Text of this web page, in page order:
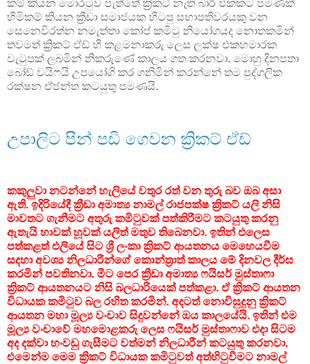
කම් කියන මොරටුව පැත්තේ ක්‍රිකට් නැති බාර් එකකට පමණක්
හිමිකම් කියන ක්‍රීඩා සමාජයක හිටපු සභාපතිවරයකු වන
සෙනෙවිරත්න නමැත්තා කෝප් කමිටු නියෝගයද නොතකමින්
තවමත් ක්‍රිකට් ඒඩ් හි කළමනාකරු ලෙස ලක්ෂ එකහමාරක
වැටුපක් ලබමින් නිකරුණේ කාලය ගත කරනවා. මොහු දිනපතා
බෝඩ් වයිෆයි උපයෝගි කර ගනිමින් කරන්නේ තම පුද්ගලික
රක්ෂන ඒජන්ත කටයුතු පමණයි.
උපාලිට පින් පඩි ගෙවන ක්‍රිකට් ඒඩ්
කකුලුවා නටන්නේ හැලියේ වතුර රත් වන තුරු බව ඔබ අසා
ඇති. ඉදිරියේදී ක්‍රීඩා අමාත්‍ය නාමල් රාජපක්ෂ ක්‍රිකට් යලි නිසි
මාවතට ගැනීමට අතුරු කමිටුවක් පත්කිරීමට කටයුතු කරනු
ඇතැයි හාවක් හූවක් යලිත් මතුව තිබෙනවා. ඉතින් එලෙස
පත්කළත් එලියේ සිට ශ්‍රී ලංකා ක්‍රිකට් ආයතනය මෙහෙයවීම
සදහා අවශ්‍ය නිලධාරීන්ගේ කොන්ත්‍රාත් කාලය මේ දිනවල දීර්ඝ
කරමින් පවතිනවා. මීට පෙර ක්‍රීඩා අමාත්‍ය ෆයිසර් මුස්තාෆා
ක්‍රිකට් ආයතනයට නිසි බලධාරියෙක් පත්කළා. ඒ ක්‍රිකට් ආයතන
විධායක කමිටුව බල රහිත කරමින්. අදටත් නොවිසුදුනු ක්‍රිකට්
ආයතන මහා මූල්‍ය වංචාව සිදුවන්නේ ඔය කාලයේයි. ඉතින් එම
මූල්‍ය වංචාවේ මහමොළකරු ලෙස ෆයිසර් මුස්තාෆාව එදා සිටම
අද දක්වා හංවඩු ගැසීමට වත්මන් නිලධාරීන් කටයුතු කරනවා.
එමෙන්ම මෙම ක්‍රිකට් විධායක කමිටුවත් අත්හිටුවීමට නාමල්